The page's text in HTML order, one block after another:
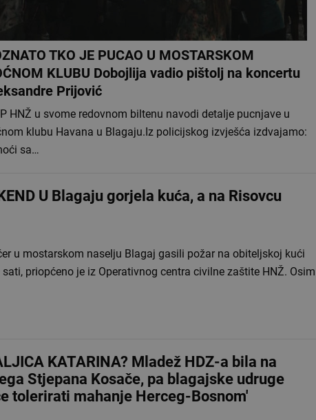
TKO JE PUCAO U MOSTARSKOM
KLUBU Dobojlija vadio pištolj na koncertu
Prijović
HNŽ u svome redovnom biltenu navodi detalje pucnjave u
klubu Havana u Blagaju.Iz policijskog izvješća izdvajamo:
sa…
U Blagaju gorjela kuća, a na Risovcu
u mostarskom naselju Blagaj gasili požar na obiteljskoj kući
priopćeno je iz Operativnog centra civilne zaštite HNŽ. Osim
KATARINA? Mladež HDZ-a bila na
Stjepana Kosače, pa blagajske udruge
tolerirati mahanje Herceg-Bosnom'